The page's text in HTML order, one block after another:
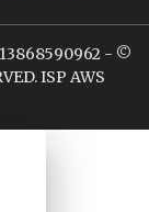
- ©
ISP AWS